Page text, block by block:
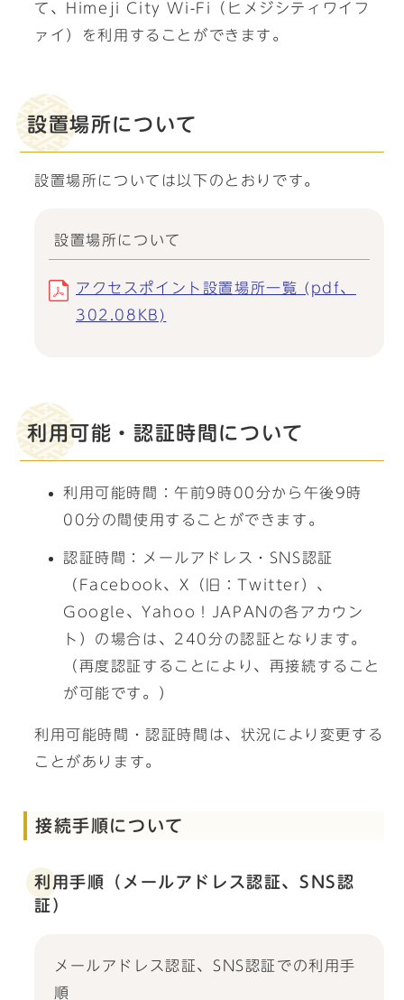
て、Himeji City Wi-Fi（ヒメジシティワイフ
ァイ）を利用することができます。
設置場所について
設置場所については以下のとおりです。
設置場所について
アクセスポイント設置場所一覧 (pdf、
302.08KB)
利用可能・認証時間について
利用可能時間：午前9時00分から午後9時
00分の間使用することができます。
認証時間：メールアドレス・SNS認証
（Facebook、X（旧：Twitter）、
Google、Yahoo！JAPANの各アカウン
ト）の場合は、240分の認証となります。
（再度認証することにより、再接続すること
が可能です。）
利用可能時間・認証時間は、状況により変更する
ことがあります。
接続手順について
利用手順（メールアドレス認証、SNS認
証）
メールアドレス認証、SNS認証での利用手
順